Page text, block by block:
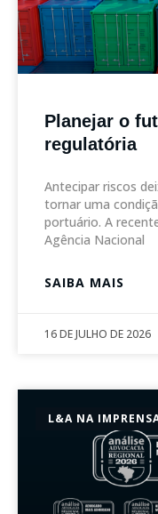
Planejar o
regulatória
Antecipar riscos
tornar uma
portuário. A
Agência Nacional
SAIBA MAIS
16 DE JULHO DE 2026
L&A NA